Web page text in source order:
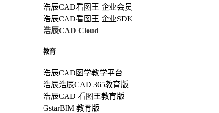
浩辰CAD看图王 企业会员
浩辰CAD看图王 企业SDK
浩辰CAD Cloud
教育
浩辰CAD图学教学平台
浩辰浩辰CAD 365教育版
浩辰CAD 看图王教育版
GstarBIM 教育版